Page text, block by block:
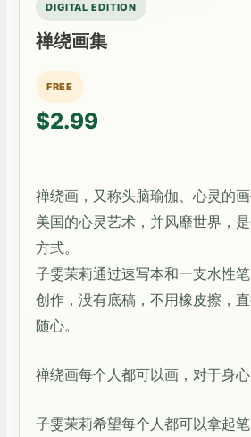
DIGITAL EDITION
禅绕画集
FREE
$2.99
禅绕画，又称头脑瑜伽、心灵的
美国的心灵艺术，并风靡世界，
方式。
子雯茉莉通过速写本和一支水性
创作，没有底稿，不用橡皮擦，
随心。
禅绕画每个人都可以画，对于身心
子雯茉莉希望每个人都可以拿起